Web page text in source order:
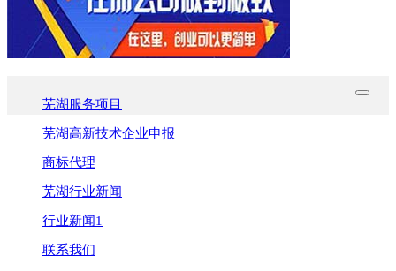
芜湖服务项目
芜湖高新技术企业申报
商标代理
芜湖行业新闻
行业新闻1
联系我们